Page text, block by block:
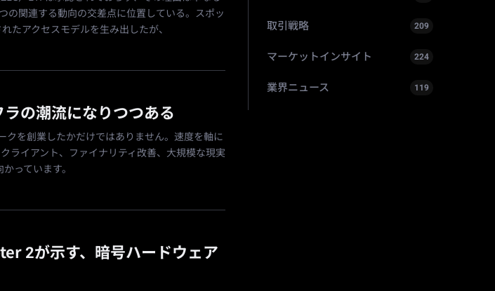
の関連する動向の交差点に位置している。スポッ
たアクセスモデルを生み出したが、
の潮流になりつつある
を創業したかだけではありません。速度を軸に
ライアント、ファイナリティ改善、大規模な現実
っています。
2が示す、暗号ハードウェア
取引戦略 209
マーケットインサイト 224
業界ニュース 119